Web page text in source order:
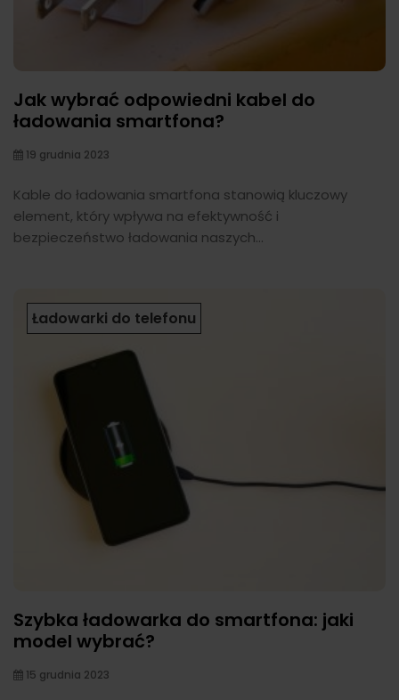
Jak wybrać odpowiedni kabel do
ładowania smartfona?
19 grudnia 2023
Kable do ładowania smartfona stanowią kluczowy
element, który wpływa na efektywność i
bezpieczeństwo ładowania naszych...
Ładowarki do telefonu
Szybka ładowarka do smartfona: jaki
model wybrać?
15 grudnia 2023